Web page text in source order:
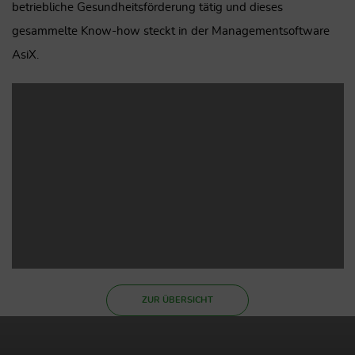
betriebliche Gesundheitsförderung tätig und dieses
gesammelte Know-how steckt in der Managementsoftware
AsiX.
ZUR ÜBERSICHT